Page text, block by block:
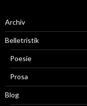
Archiv
Belletristik
Poesie
Prosa
Blog